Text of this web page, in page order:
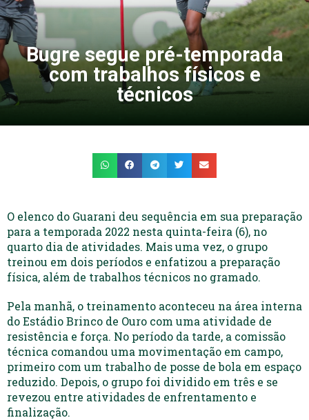
Bugre segue pré-temporada
com trabalhos físicos e
técnicos
O elenco do Guarani deu sequência em sua preparação
para a temporada 2022 nesta quinta-feira (6), no
quarto dia de atividades. Mais uma vez, o grupo
treinou em dois períodos e enfatizou a preparação
física, além de trabalhos técnicos no gramado.
Pela manhã, o treinamento aconteceu na área interna
do Estádio Brinco de Ouro com uma atividade de
resistência e força. No período da tarde, a comissão
técnica comandou uma movimentação em campo,
primeiro com um trabalho de posse de bola em espaço
reduzido. Depois, o grupo foi dividido em três e se
revezou entre atividades de enfrentamento e
finalização.